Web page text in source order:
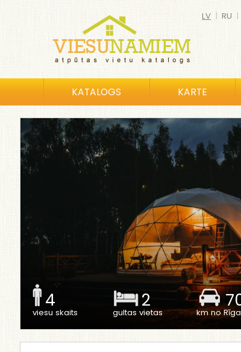
LV | RU |
KATALOGS KARTE
4
viesu skaits
2
gultas vietas km no